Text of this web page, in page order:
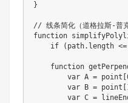
}
// 线条简化（道格拉斯-普克
function
if
( path. length <=
function
var A = point
var
B = point
var C =